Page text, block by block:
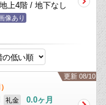
上4階 / 地下なし
像あり
更新 08/10
礼金
0.0ヶ月